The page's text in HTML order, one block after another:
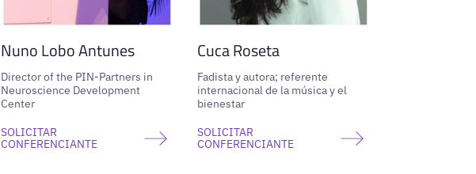
Nuno Lobo Antunes
Director of the PIN-Partners in
Neuroscience Development
Center
SOLICITAR
CONFERENCIANTE
Cuca Roseta
Fadista y autora; referente
internacional de la música y el
bienestar
SOLICITAR
CONFERENCIANTE